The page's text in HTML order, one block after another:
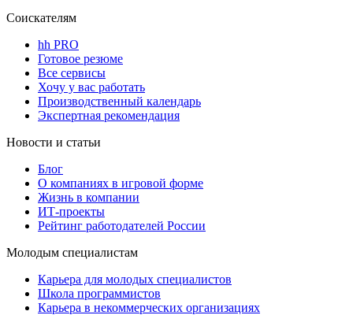
Соискателям
hh PRO
Готовое резюме
Все сервисы
Хочу у вас работать
Производственный календарь
Экспертная рекомендация
Новости и статьи
Блог
О компаниях в игровой форме
Жизнь в компании
ИТ-проекты
Рейтинг работодателей России
Молодым специалистам
Карьера для молодых специалистов
Школа программистов
Карьера в некоммерческих организациях